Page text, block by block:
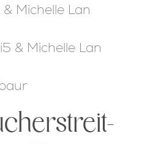
Michelle Lan
& Michelle Lan